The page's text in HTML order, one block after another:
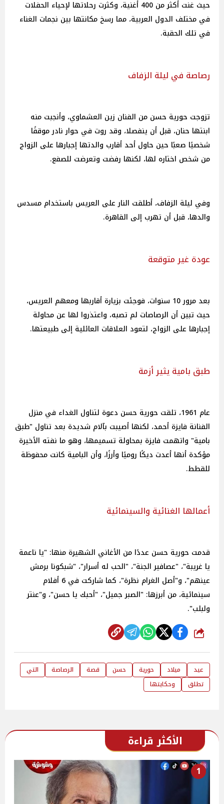
حيث غنت أكثر من 400 أغنية، وكثرت رحلاتها لإحياء الحفلات
في مختلف الدول العربية، مما رسخ مكانتها بين نجمات الغناء
في تلك الحقبة.
رصاصة في ليلة الزفاف
تزوجت حورية حسن من الفنان زين العشماوي، وأنجبت منه
ابنتها حنان، قبل أن ينفصلا، وقد روت في حوار نادر موقفًا
شخصيًا صعبًا حين حاول أحد أقارب والدتها إجبارها على الزواج
من شخص اختاره لها، لكنها رفضت وتعرضت للصفع.
وفي ليلة الزفاف، أطلقت النار على العريس باستخدام مسدس
والدها، قبل أن تهرب إلى القاهرة.
عودة غير متوقعة
بعد مرور 10 سنوات، فوجئت بزيارة أقاربها ومعهم العريس،
حيث تبين أن الرصاصات لم تصبه، واعتذروا لها عن محاولة
إجبارها على الزواج، لتعود العلاقات العائلية إلى طبيعتها.
طبق بامية يثير أزمة
عام 1961، تلقت حورية حسن دعوة لتناول الغداء في منزل
الفنانة فايزة أحمد، لكنها أصيبت بآلام شديدة بعد تناول "طبق
بامية" واتهمت فايزة بمحاولة تسميمها، وهو ما نفته الأخيرة
مؤكدة أنها أعدت ديكًا روميًا وأرزًا، وأن البامية كانت محفوظة
للقطط.
أعمالها الغنائية والسينمائية
قدمت حورية حسن عددًا من الأغاني الشهيرة منها: "يا ناعمة
يا غريبة"، "عصافير الجنة"، "الحب له أسرار"، "شبكونا برمش
عينهم"، و"أصل الغرام نظرة"، كما شاركت في 6 أفلام
سينمائية، من أبرزها: "الصبر جميل"، "أحبك يا حسن"، و"عنتر
ولبلب".
شارك
عيد ميلاد حورية حسن قصة الرصاصة
التي
تطلق
وحكايتها
الأكثر قراءة
1